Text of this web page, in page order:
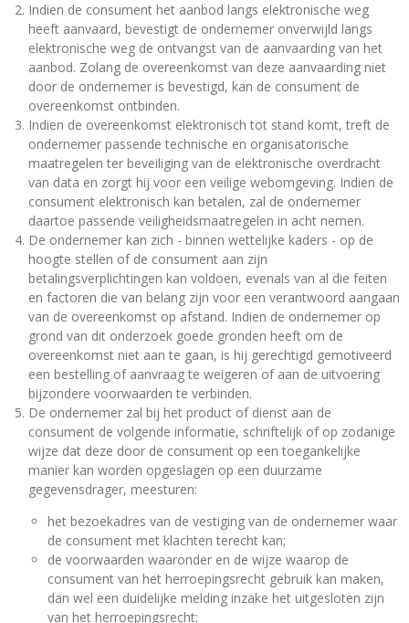
Indien de consument het aanbod langs elektronische weg
heeft aanvaard, bevestigt de ondernemer onverwijld langs
elektronische weg de ontvangst van de aanvaarding van het
aanbod. Zolang de overeenkomst van deze aanvaarding niet
door de ondernemer is bevestigd, kan de consument de
overeenkomst ontbinden.
Indien de overeenkomst elektronisch tot stand komt, treft de
ondernemer passende technische en organisatorische
maatregelen ter beveiliging van de elektronische overdracht
van data en zorgt hij voor een veilige webomgeving. Indien de
consument elektronisch kan betalen, zal de ondernemer
daartoe passende veiligheidsmaatregelen in acht nemen.
De ondernemer kan zich - binnen wettelijke kaders - op de
hoogte stellen of de consument aan zijn
betalingsverplichtingen kan voldoen, evenals van al die feiten
en factoren die van belang zijn voor een verantwoord aangaan
van de overeenkomst op afstand. Indien de ondernemer op
grond van dit onderzoek goede gronden heeft om de
overeenkomst niet aan te gaan, is hij gerechtigd gemotiveerd
een bestelling of aanvraag te weigeren of aan de uitvoering
bijzondere voorwaarden te verbinden.
De ondernemer zal bij het product of dienst aan de
consument de volgende informatie, schriftelijk of op zodanige
wijze dat deze door de consument op een toegankelijke
manier kan worden opgeslagen op een duurzame
gegevensdrager, meesturen:
het bezoekadres van de vestiging van de ondernemer waar
de consument met klachten terecht kan;
de voorwaarden waaronder en de wijze waarop de
consument van het herroepingsrecht gebruik kan maken,
dan wel een duidelijke melding inzake het uitgesloten zijn
van het herroepingsrecht;